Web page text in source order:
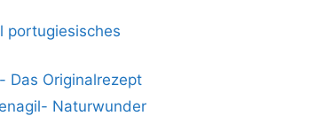
portugiesisches
Das Originalrezept
Naturwunder